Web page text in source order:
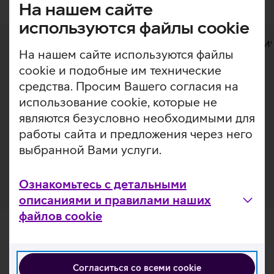
На нашем сайте
используются файлы cookie
На нашем сайте используются файлы
cookie и подобные им технические
средства. Просим Вашего согласия на
использование cookie, которые не
являются безусловно необходимыми для
работы сайта и предложения через него
выбранной Вами услуги.
Ознакомьтесь с детальными
описаниями и правилами наших
файлов cookie
Согласиться со всеми cookie
Дополнительная
информация
Оригинальный чехол для телефона Xiaomi
Mi 11.
Защищает тыльную часть Вашего телефона,
предохраняя ее от царапин и сохраняя внешний вид
корпуса.